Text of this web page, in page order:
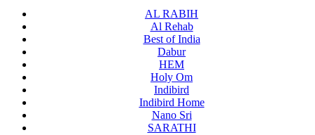
AL RABIH
Al Rehab
Best of India
Dabur
HEM
Holy Om
Indibird
Indibird Home
Nano Sri
SARATHI